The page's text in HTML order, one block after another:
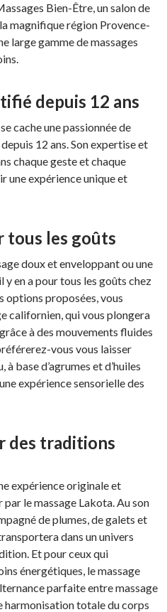
Bien-Être, un salon de
magnifique région Provence-
large gamme de massages
depuis 12 ans
cache une passionnée de
12 ans. Son expertise et
chaque geste et chaque
une expérience unique et
tous les goûts
doux et enveloppant ou une
en a pour tous les goûts chez
options proposées, vous
californien, qui vous plongera
à des mouvements fluides
vous vous laisser
base d’agrumes et d’huiles
expérience sensorielle des
des traditions
expérience originale et
le massage Lakota. Au son
de plumes, de galets et
dans un univers
Et pour ceux qui
énergétiques, le massage
parfaite entre massage
harmonisation totale du corps